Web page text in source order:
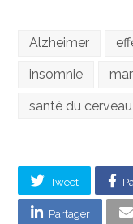
Alzheimer
insomnie
santé du cerveau
Tweet
Partager